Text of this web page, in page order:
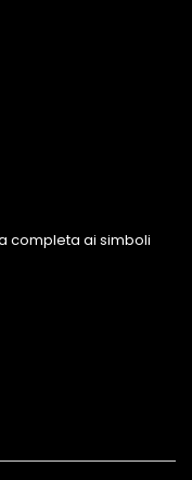
completa ai simboli